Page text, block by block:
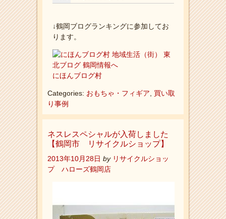
↓鶴岡ブログランキングに参加してお
ります。
にほんブログ村
Categories: おもちゃ・フィギア
買い取
り事例
ネスレスペシャルが入荷しました
【鶴岡市 リサイクルショップ】
2013年10月28日 by リサイクルショッ
プ ハローズ鶴岡店